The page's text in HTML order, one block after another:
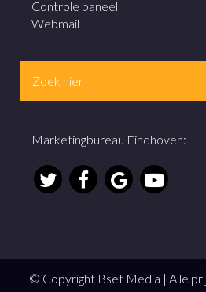
Controle paneel
Webmail
Marketingbureau Eindhoven:
© Copyright Bset Media | Alle